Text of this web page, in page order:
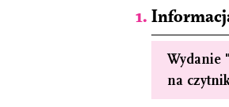
Wydanie
na